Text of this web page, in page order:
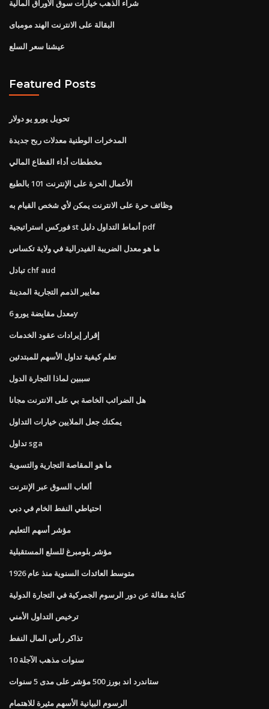
شراء الذهب خيارات سوق الأوراق المالية
البقالة على الانترنت الهند مومباى
عيشنا سعر السلع
Featured Posts
تحويل يورو يو دولار
المدخرات الوطنية معدلات ربح جديدة
مخططات أداء القطاع المالي
الأعمال الحرة على الإنترنت 101 بالطبع
وظائف حرة على الانترنت يمكن لأي شخص القيام به
فوركس استراتيجية st أنماط التداول دليل pdf
ما هو معدل الضريبة الفيدرالية في ولاية تكساس
تبادل chf aud
معايير الذمم التجارية المدينة
معدل مقايضة يورو 6y
إقرار إيرادات عقود الخدمات
تعلم كيفية تداول الأسهم للمبتدئين
سببين لماذا التجارة الدول
هل الضرائب الخاصة بي على الانترنت مجانا
يمكنك جعل الملايين خيارات التداول
تداول sga
ما هو المقاصة التجارية والتسوية
ألعاب السوق عبر الإنترنت
احتياطي النفط الخام في دبي
مؤشر أسهم التعليم
مؤشر بلومبرغ للسلع المستقبلية
متوسط ​​العائدات السنوية منذ عام 1926
كتابة مقالة عن دور الرسوم الجمركية في التجارة الدولية
ترخيص التداول الأمني
تذاكر رأس المال النفط
10 سنوات مذهب الآجلة
ستاندرد اند بورز 500 مؤشر على مدى 5 سنوات
الرسوم البيانية الأسهم مثيرة للاهتمام